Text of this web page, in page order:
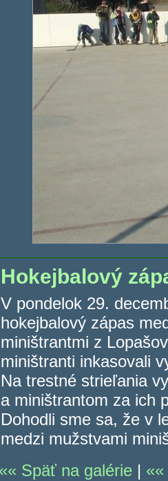
Hokejbalový
V pondelok 29.
hokejbalový zápas
miništrantmi z
miništranti inkasovali
Na trestné strieľania
a miništrantom za ich
Dohodli sme sa, že v
medzi mužstvami
Späť na galérie |